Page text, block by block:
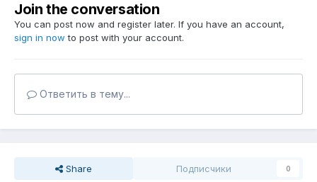
Join the conversation
You can post now and register later. If you have an account,
sign in now to post with your account.
Ответить в тему...
Share Подписчики 0